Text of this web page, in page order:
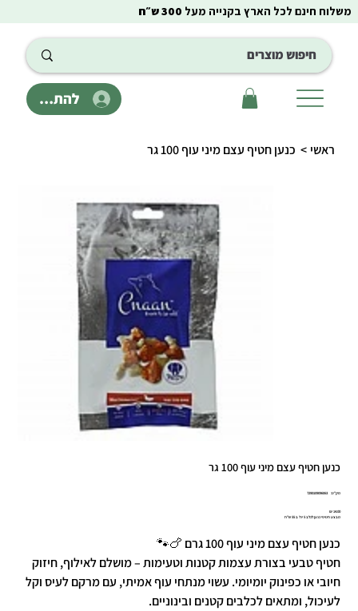
להתחבר
משלוח חינם לכל הארץ בקנייה מעל 300 ש״ח
ראשי > כנען חטיף עצם מיני עוף 100 גר
כנען חטיף עצם מיני עוף 100 גר
מק"ט:
מק"ט
7290109096063
מחיר‏14.00 ‏₪
מבצע חטיפי כנען לכלב 5 יח' ב 55 ש"ח
כנען חטיף עצם מיני עוף 100 גרם 🍗🐾
חטיף טבעי בצורת עצמות קטנות וטעימות – מושלם לאילוף, חיזוק
חיובי או כפינוק יומיומי. עשוי מנתחי עוף אמיתי, עם מרקם לעיס וקל
לעיכול, ומתאים לכלבים קטנים ובינוניים.